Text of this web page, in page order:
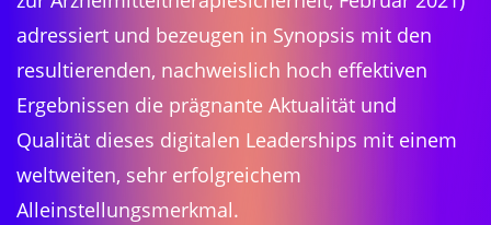
adressiert und bezeugen in Synopsis mit den
resultierenden, nachweislich hoch effektiven
Ergebnissen die prägnante Aktualität und
Qualität dieses digitalen Leaderships mit einem
weltweiten, sehr erfolgreichem
Alleinstellungsmerkmal.